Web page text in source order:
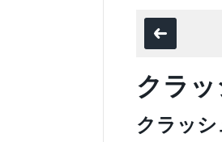
クラッ
クラッ